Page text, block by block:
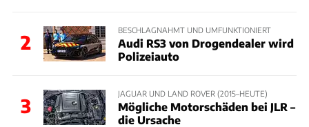
2
BESCHLAGNAHMT UND UMFUNKTIONIERT
Audi RS3 von Drogendealer wird
Polizeiauto
3
JAGUAR UND LAND ROVER (2015–HEUTE)
Mögliche Motorschäden bei JLR –
die Ursache